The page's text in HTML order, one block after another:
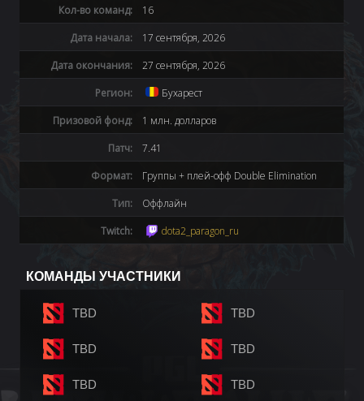
Кол-во команд:
16
Дата начала:
17 сентября, 2026
Дата окончания:
27 сентября, 2026
Регион:
Бухарест
Призовой фонд:
1 млн. долларов
Патч:
7.41
Формат:
Группы + плей-офф Double Elimination
Тип:
Оффлайн
Twitch:
dota2_paragon_ru
КОМАНДЫ УЧАСТНИКИ
TBD
TBD
TBD
TBD
TBD
TBD